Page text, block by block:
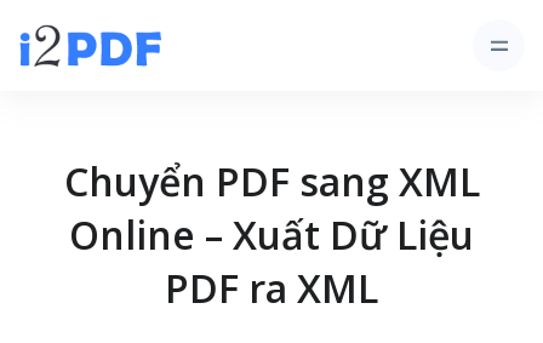
Chuyển PDF sang XML
Online – Xuất Dữ Liệu
PDF ra XML